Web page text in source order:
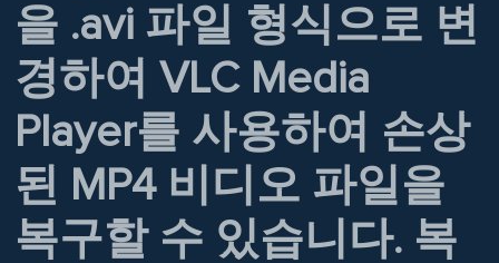
을 .avi 파일 형식으로 변
경하여 VLC Media
Player를 사용하여 손상
된 MP4 비디오 파일을
복구할 수 있습니다. 복